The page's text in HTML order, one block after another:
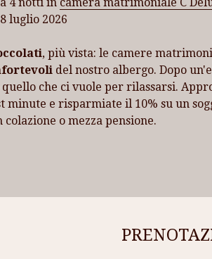
luglio 2026
, più vista: le camere
del nostro albergo. Dopo
che ci vuole per rilassarsi.
minute e risparmiate il 10% su un
o mezza pensione.